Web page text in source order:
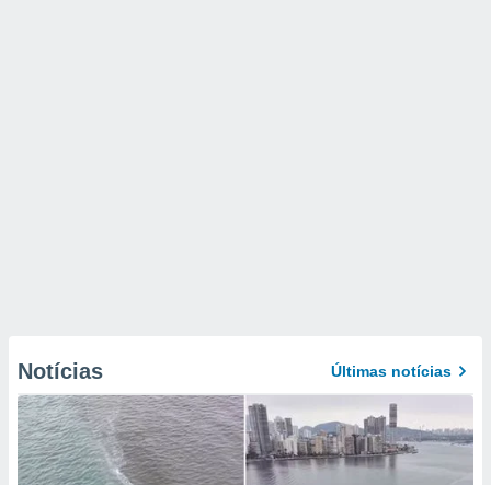
Notícias Últimas notícias